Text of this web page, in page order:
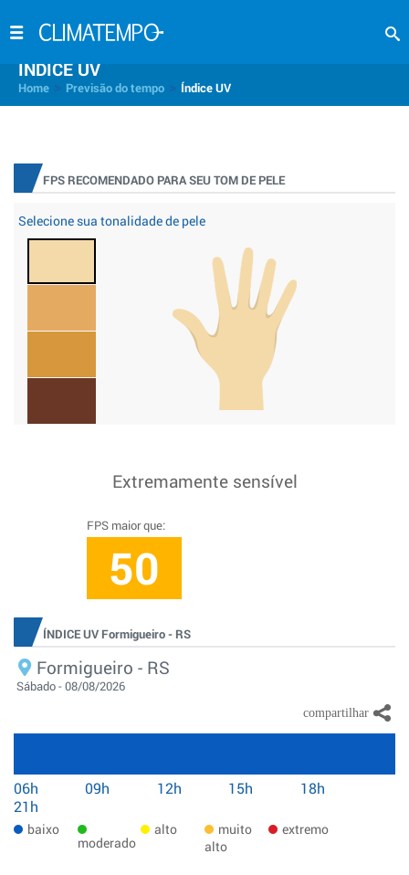
INDICE UV
Home Previsão do tempo Índice UV
FPS RECOMENDADO PARA SEU TOM DE PELE
Selecione sua tonalidade de pele
Extremamente sensível
FPS maior que:
50
ÍNDICE UV Formigueiro - RS
Formigueiro - RS
Sábado - 08/08/2026
06h 09h 12h 15h
18h
21h
baixo
moderado
alto
muito
alto
extremo